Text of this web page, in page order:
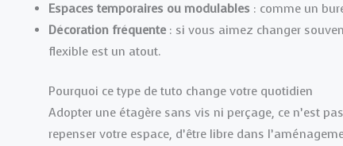
Espaces temporaires ou modulables : comme un
Décoration fréquente: si vous aimez changer
flexible est un atout.
Pourquoi ce type de tuto change votre quotidien
Adopter une étagère sans vis ni perçage, ce n’est
repenser votre espace, d’être libre dans